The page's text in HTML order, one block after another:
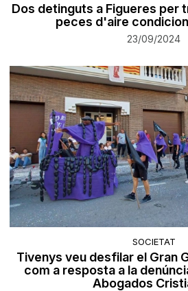
Dos detinguts a Figueres per
peces d'aire
23/09/2024
SOCIETAT
Tivenys veu desfilar el Gran
com a resposta a la
Abogados